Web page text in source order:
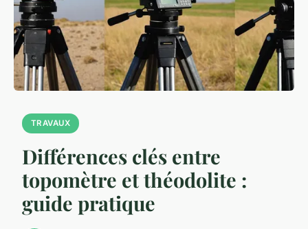
TRAVAUX
Différences clés entre
topomètre et théodolite :
guide pratique